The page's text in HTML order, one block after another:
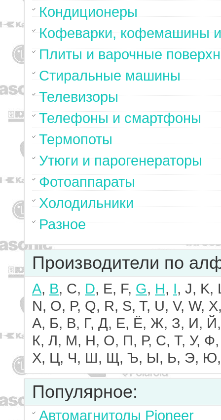
Кондиционеры
Кофеварки, кофемашины
Плиты и варочные
Стиральные машины
Телевизоры
Телефоны и смартфоны
Термопоты
Утюги и парогенераторы
Фотоаппараты
Холодильники
Разное
Производители по
A, B, C, D, E, F, G, H, I, J, K,
N, O, P, Q, R, S, T, U, V, W,
А, Б, В, Г, Д, Е, Ё, Ж, З, И, Й,
К, Л, М, Н, О, П, Р, С, Т, У, Ф,
Х, Ц, Ч, Ш, Щ, Ъ, Ы, Ь, Э,
Популярное:
Автомагнитолы Pioneer